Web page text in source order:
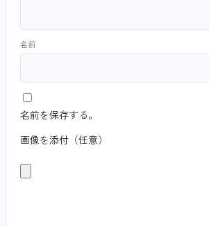
名前
名前を保存する。
画像を添付（任意）